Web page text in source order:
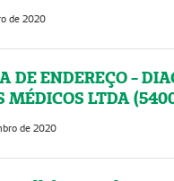
de 2020
DE ENDEREÇO -
MÉDICOS LTDA
de 2020